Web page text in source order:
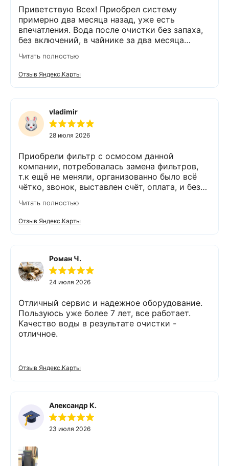
Приветствую Всех! Приобрел систему
примерно два месяца назад, уже есть
впечатления. Вода после очистки без запаха,
без включений, в чайнике за два месяца
работает. Оборудование, несмотря на
размеры, поставили компактно, сбоев не
было. Спасибо Экодару за хорошую работу.
Читать полностью
Отзыв Яндекс.Карты
vladimir
28 июля 2026
Приобрели фильтр с осмосом данной
компании, потребовалась замена фильтров,
т.к ещё не меняли, организованно было всё
чётко, звонок, выставлен счёт, оплата, и без
выполнено (всё чётко без шума и пыли),
приятно работать с грамотными,
обязательными людьми. Спасибо
Читать полностью
Отзыв Яндекс.Карты
Роман Ч.
24 июля 2026
Отличный сервис и надежное оборудование.
Пользуюсь уже более 7 лет, все работает.
Качество воды в результате очистки -
отличное.
Отзыв Яндекс.Карты
Александр К.
23 июля 2026